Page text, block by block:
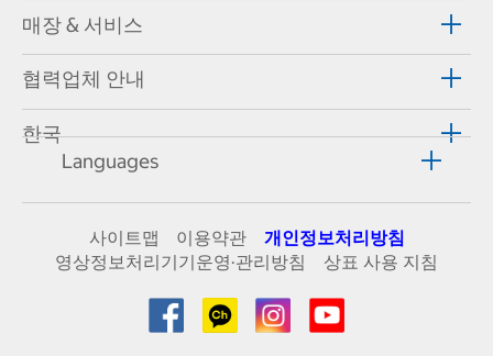
매장 & 서비스
협력업체 안내
한국
Languages
사이트맵 이용약관
개인정보처리방침
영상정보처리기기운영·관리방침
상표 사용 지침